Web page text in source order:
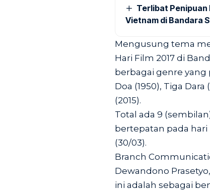
Terlibat Penipuan
Vietnam di Bandara
Mengusung tema
Hari Film 2017 di
berbagai genre yang
Doa (1950), Tiga Dara
(2015).
Total ada 9
bertepatan pada hari
(30/03).
Branch
Dewandono
ini adalah sebagai